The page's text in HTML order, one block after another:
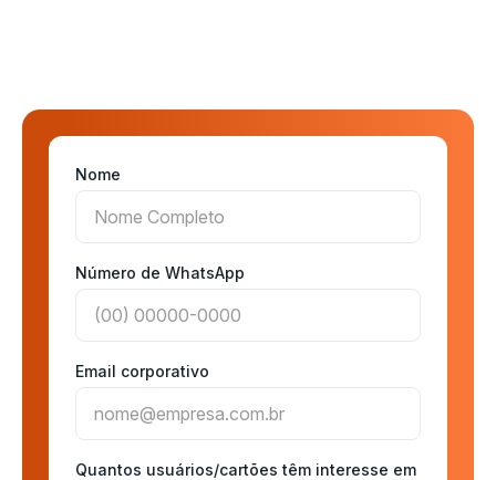
Nome
Número de WhatsApp
Email corporativo
Quantos usuários/cartões têm interesse em